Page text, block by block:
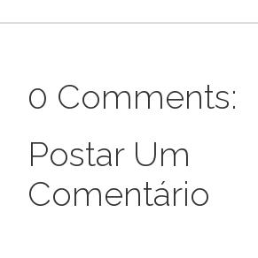
0 Comments:
Postar Um
Comentário